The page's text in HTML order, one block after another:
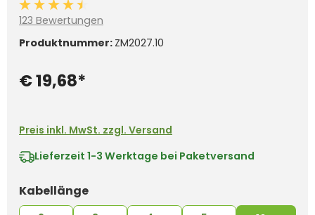
Durchschnittliche Bewertung von 4.6 von 5 Sternen
123 Bewertungen
Produktnummer: ZM2027.10
€ 19,68*
Preis inkl. MwSt. zzgl. Versand
Lieferzeit 1-3 Werktage bei Paketversand
Kabellängeauswählen